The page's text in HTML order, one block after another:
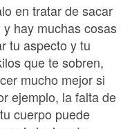
en tratar de sacar
hay muchas cosas
tu aspecto y tu
que te sobren,
mucho mejor si
ejemplo, la falta de
cuerpo puede